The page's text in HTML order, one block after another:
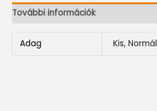
További információk
Adag Kis, Normál